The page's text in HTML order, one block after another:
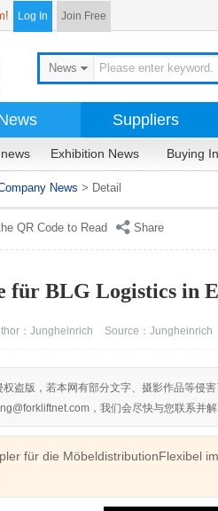
! Log In Join Free
News
Suppliers
Exhibition News Buying
News > Detail
QR Code to Read Share
für BLG Logistics in
：Jungheinrich Source：Jungheinrich
盗版，若本网有部分文字、摄影作品等侵
，我们会尽快与您联系并
für die MöbeldistributionFlexibel